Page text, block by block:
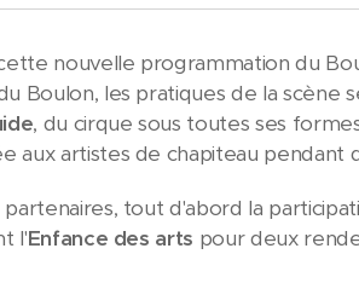
nouvelle programmation du
Boulon, les pratiques de la
, du cirque sous toutes ses
aux artistes de chapiteau pendant
partenaires, tout d'abord la
l'Enfance des arts pour deux